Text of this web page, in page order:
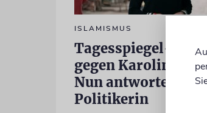
ISLAMISMUS
Tagesspiegel-
gegen Karoline
Nun antwortet die
Politikerin